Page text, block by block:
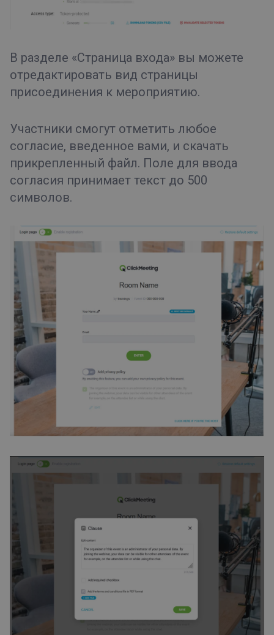
В разделе «Страница входа» вы можете
отредактировать вид страницы
присоединения к мероприятию.
Участники смогут отметить любое
согласие, введенное вами, и скачать
прикрепленный файл. Поле для ввода
согласия принимает текст до 500
символов.